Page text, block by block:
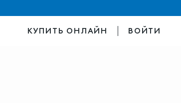
КУПИТЬ ОНЛАЙН ВОЙТИ